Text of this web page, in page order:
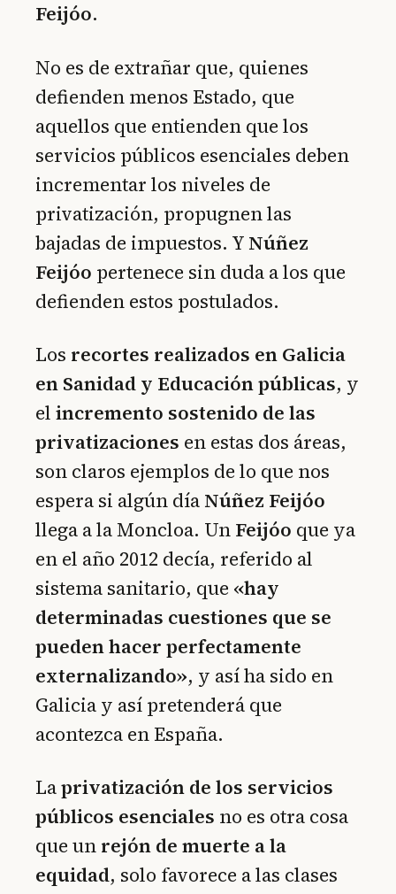
Feijóo.
No es de extrañar que, quienes
defienden menos Estado, que
aquellos que entienden que los
servicios públicos esenciales deben
incrementar los niveles de
privatización, propugnen las
bajadas de impuestos. Y Núñez
Feijóo pertenece sin duda a los que
defienden estos postulados.
Los recortes realizados en Galicia
en Sanidad y Educación públicas, y
el incremento sostenido de las
privatizaciones en estas dos áreas,
son claros ejemplos de lo que nos
espera si algún día Núñez Feijóo
llega a la Moncloa. Un Feijóo que ya
en el año 2012 decía, referido al
sistema sanitario, que «hay
determinadas cuestiones que se
pueden hacer perfectamente
externalizando», y así ha sido en
Galicia y así pretenderá que
acontezca en España.
Laprivatización de los servicios
públicos esenciales no es otra cosa
que un rejón de muerte a la
equidad, solo favorece a las clases